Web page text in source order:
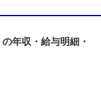
の年収・給与明細・